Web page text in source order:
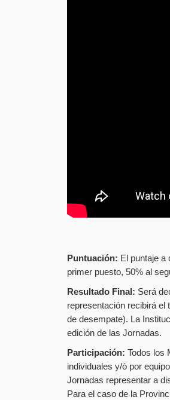
Puntuación: El puntaje a
primer puesto, 50% al
Resultado Final: Será
representación recibirá el
de desempate). La
edición de las Jornadas.
Participación: Todos los
individuales y/ò por
Jornadas representar a
Para el caso de la